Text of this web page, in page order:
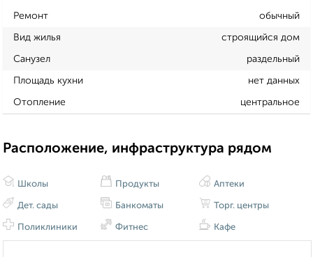
Ремонт обычный
Вид жилья строящийся дом
Санузел раздельный
Площадь кухни нет данных
Отопление центральное
Расположение, инфраструктура рядом
Школы
Дет. сады
Поликлиники
Продукты
Банкоматы
Фитнес
Аптеки
Торг. центры
Кафе